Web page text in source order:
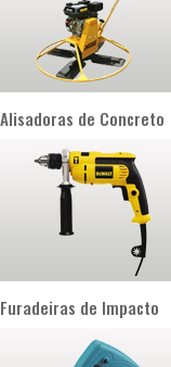
Alisadoras de Concreto
Furadeiras de Impacto